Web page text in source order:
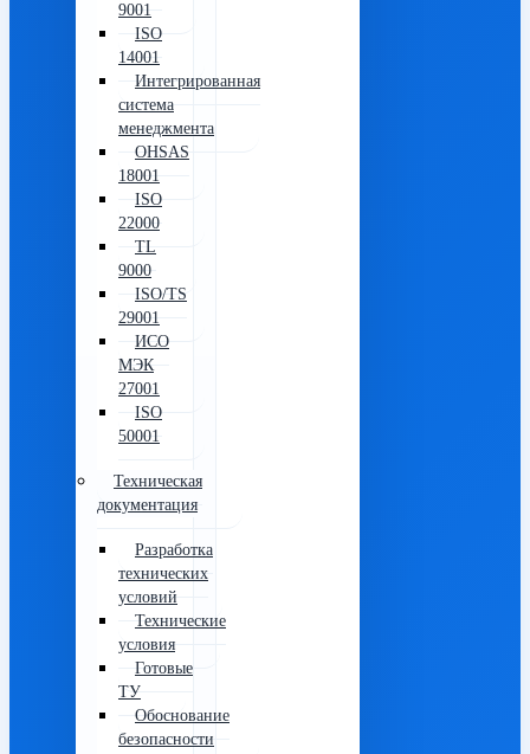
9001
ISO
14001
Интегрированная
система
менеджмента
OHSAS
18001
ISO
22000
TL
9000
ISO/TS
29001
ИСО
МЭК
27001
ISO
50001
Техническая
документация
Разработка
технических
условий
Технические
условия
Готовые
ТУ
Обоснование
безопасности